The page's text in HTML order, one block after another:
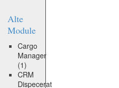
Alte
Module
Cargo
Manager
(1)
CRM
Dispecerat